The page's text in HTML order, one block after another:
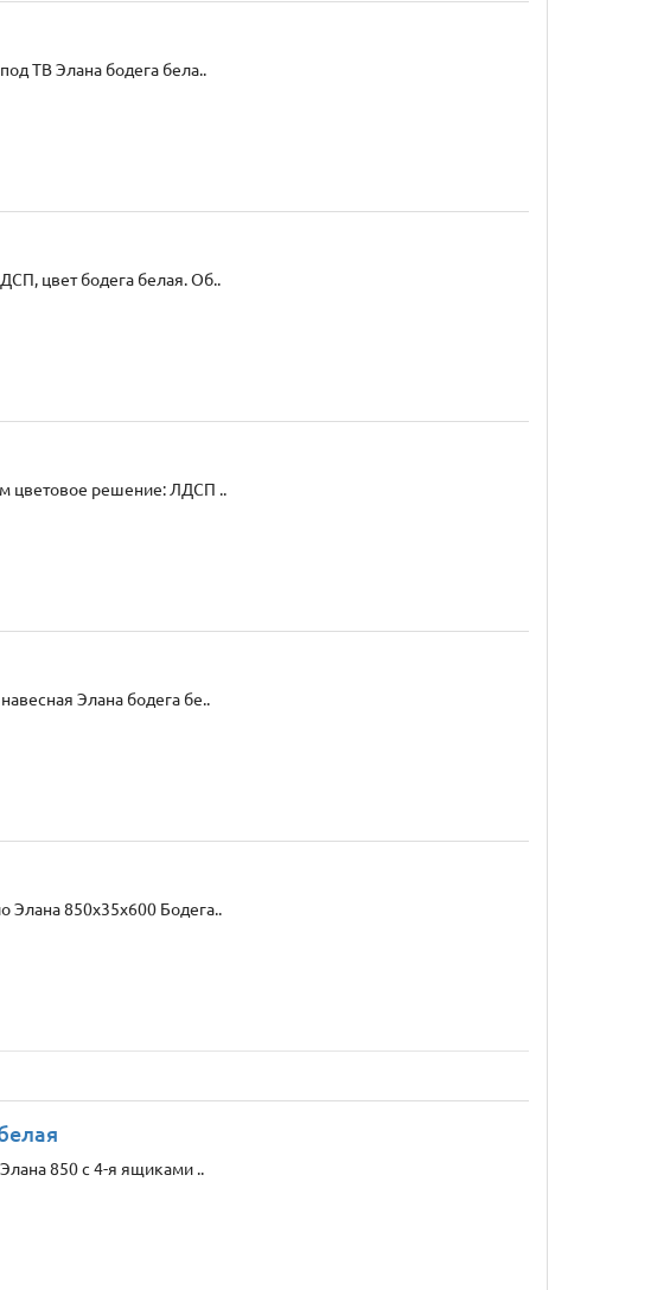
ТВ Элана бодега бела..
цвет бодега белая. Об..
цветовое решение: ЛДСП ..
Элана бодега бе..
850x35x600 Бодега..
850 c 4-я ящиками ..